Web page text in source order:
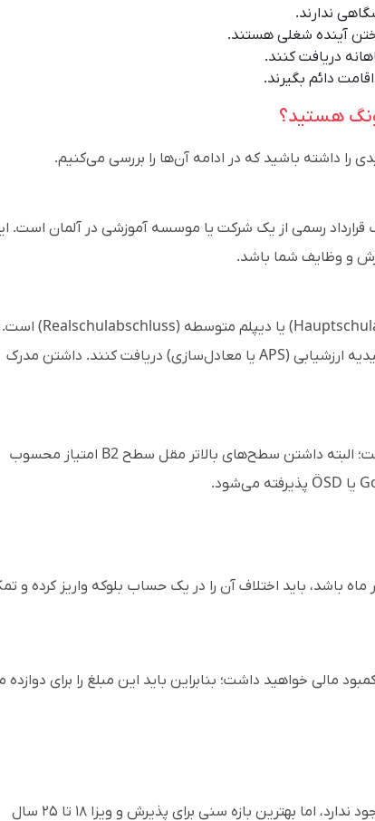
ندارند.
آینده شغلی هستند.
دریافت کنند.
دائم بگیرند.
هستید؟
را داشته باشید که در ادامه آن‌ها را بررسی می‌کنیم.
قرارداد رسمی از یک شرکت یا موسسه آموزشی در آلمان است.
و وظایف شما باشد.
حداقل مدرک لازم برای آوسبیلدونگ، سیکل (Hauptschulabschluss) یا دیپلم متوسطه (Realschulabschluss) است.
تمام مدارک باید ترجمه رسمی شوند و در صورت نیاز تاییدیه ارزشیابی (APS یا معادل‌سازی) دریافت کنند. داشتن مدرک
برای ورود به بیشتر دوره‌ها، مدرک B1 آلمانی ضروری است؛ البته داشتن سطح‌های بالاتر مقل سطح B2 امتیاز محسوب
حقوق دریافتی شما کمتر از ۱۰۳۴ یورو در ماه باشد، باید اختلاف آن را در یک حساب بلوکه واریز کرده
۹۰۰ یورو باشد؛ در این صورت، ۱۳۴ یورو کمبود مالی خواهید داشت؛ بنابراین باید این مبلغ را برای
وجود ندارد، اما بهترین بازه سنی برای پذیرش و ویزا ۱۸ تا ۲۵ سال